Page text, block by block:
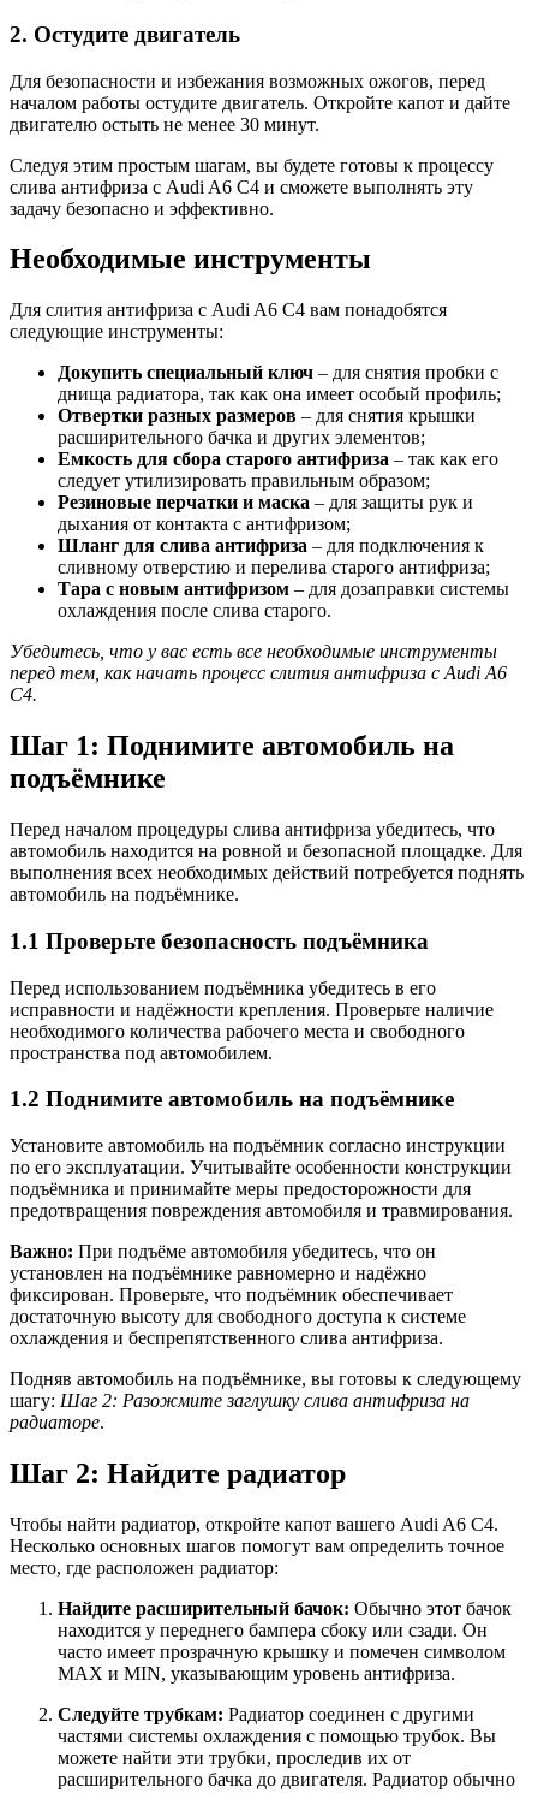
2. Остудите двигатель
Для безопасности и избежания возможных ожогов, перед
началом работы остудите двигатель. Откройте капот и дайте
двигателю остыть не менее 30 минут.
Следуя этим простым шагам, вы будете готовы к процессу
слива антифриза с Audi A6 C4 и сможете выполнять эту
задачу безопасно и эффективно.
Необходимые инструменты
Для слития антифриза с Audi A6 C4 вам понадобятся
следующие инструменты:
Докупить специальный ключ – для снятия пробки с
днища радиатора, так как она имеет особый профиль;
Отвертки разных размеров – для снятия крышки
расширительного бачка и других элементов;
Емкость для сбора старого антифриза – так как его
следует утилизировать правильным образом;
Резиновые перчатки и маска – для защиты рук и
дыхания от контакта с антифризом;
Шланг для слива антифриза – для подключения к
сливному отверстию и перелива старого антифриза;
Тара с новым антифризом – для дозаправки системы
охлаждения после слива старого.
Убедитесь, что у вас есть все необходимые инструменты
перед тем, как начать процесс слития антифриза с Audi A6
C4.
Шаг 1: Поднимите автомобиль на
подъёмнике
Перед началом процедуры слива антифриза убедитесь, что
автомобиль находится на ровной и безопасной площадке. Для
выполнения всех необходимых действий потребуется поднять
автомобиль на подъёмнике.
1.1 Проверьте безопасность подъёмника
Перед использованием подъёмника убедитесь в его
исправности и надёжности крепления. Проверьте наличие
необходимого количества рабочего места и свободного
пространства под автомобилем.
1.2 Поднимите автомобиль на подъёмнике
Установите автомобиль на подъёмник согласно инструкции
по его эксплуатации. Учитывайте особенности конструкции
подъёмника и принимайте меры предосторожности для
предотвращения повреждения автомобиля и травмирования.
Важно: При подъёме автомобиля убедитесь, что он
установлен на подъёмнике равномерно и надёжно
фиксирован. Проверьте, что подъёмник обеспечивает
достаточную высоту для свободного доступа к системе
охлаждения и беспрепятственного слива антифриза.
Подняв автомобиль на подъёмнике, вы готовы к следующему
шагу: Шаг 2: Разожмите заглушку слива антифриза на
радиаторе.
Шаг 2: Найдите радиатор
Чтобы найти радиатор, откройте капот вашего Audi A6 C4.
Несколько основных шагов помогут вам определить точное
место, где расположен радиатор:
Найдите расширительный бачок: Обычно этот бачок
находится у переднего бампера сбоку или сзади. Он
часто имеет прозрачную крышку и помечен символом
MAX и MIN, указывающим уровень антифриза.
Следуйте трубкам: Радиатор соединен с другими
частями системы охлаждения с помощью трубок. Вы
можете найти эти трубки, проследив их от
расширительного бачка до двигателя. Радиатор обычно